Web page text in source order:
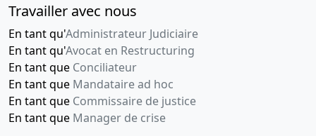
Travailler avec nous
En tant qu'Administrateur Judiciaire
En tant qu'Avocat en Restructuring
En tant que Conciliateur
En tant que Mandataire ad hoc
En tant que Commissaire de justice
En tant que Manager de crise